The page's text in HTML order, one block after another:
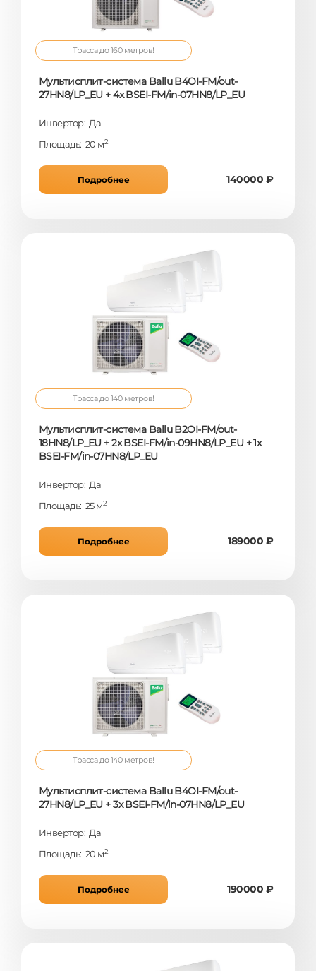
Трасса до 160 метров!
Мультисплит-система Ballu B4OI-FM/out-
27HN8/LP_EU + 4x BSEI-FM/in-07HN8/LP_EU
Инвертор: Да
Площадь: 20 м2
Подробнее 140000 ₽
Трасса до 140 метров!
Мультисплит-система Ballu B2OI-FM/out-
18HN8/LP_EU + 2x BSEI-FM/in-09HN8/LP_EU + 1x
BSEI-FM/in-07HN8/LP_EU
Инвертор: Да
Площадь: 25 м2
Подробнее 189000 ₽
Трасса до 140 метров!
Мультисплит-система Ballu B4OI-FM/out-
27HN8/LP_EU + 3x BSEI-FM/in-07HN8/LP_EU
Инвертор: Да
Площадь: 20 м2
Подробнее 190000 ₽